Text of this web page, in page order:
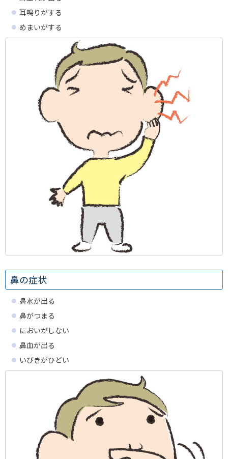
耳鳴りがする
めまいがする
鼻の症状
鼻水が出る
鼻がつまる
においがしない
鼻血が出る
いびきがひどい